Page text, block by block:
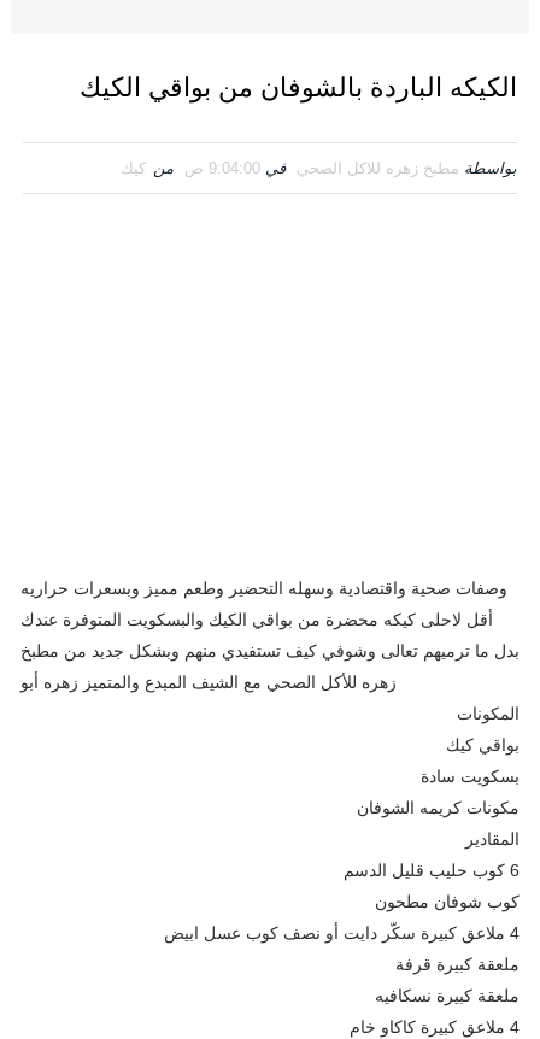
الكيكه الباردة بالشوفان من بواقي الكيك
بواسطة مطبخ زهره للاكل الصحي في 9:04:00 ص من كيك
وصفات صحية واقتصادية وسهله التحضير وطعم مميز وبسعرات حراريه
أقل لاحلى كيكه محضرة من بواقي الكيك والبسكويت المتوفرة عندك
بدل ما ترميهم تعالى وشوفي كيف تستفيدي منهم وبشكل جديد من مطبخ
زهره للأكل الصحي مع الشيف المبدع والمتميز زهره أبو
المكونات
بواقي كيك
بسكويت سادة
مكونات كريمه الشوفان
المقادير
6 كوب حليب قليل الدسم
كوب شوفان مطحون
4 ملاعق كبيرة سكّر دايت أو نصف كوب عسل ابيض
ملعقة كبيرة قرفة
ملعقة كبيرة نسكافيه
4 ملاعق كبيرة كاكاو خام